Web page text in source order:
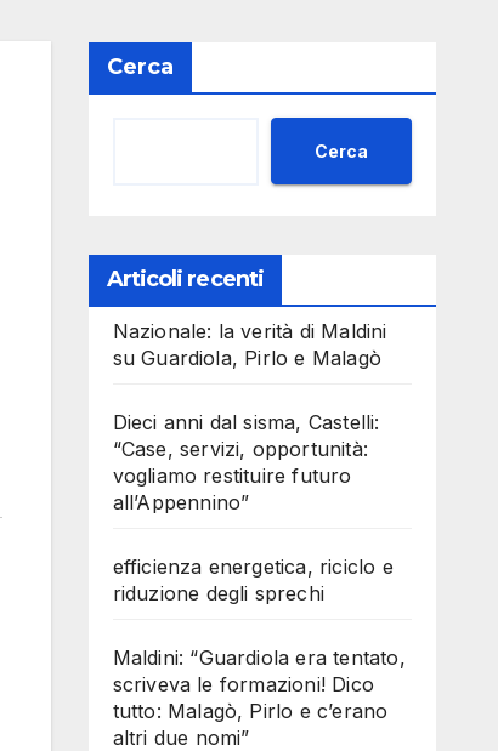
Cerca
Cerca
Articoli recenti
Nazionale: la verità di Maldini
su Guardiola, Pirlo e Malagò
Dieci anni dal sisma, Castelli:
“Case, servizi, opportunità:
vogliamo restituire futuro
all’Appennino”
efficienza energetica, riciclo e
riduzione degli sprechi
Maldini: “Guardiola era tentato,
scriveva le formazioni! Dico
tutto: Malagò, Pirlo e c’erano
altri due nomi”